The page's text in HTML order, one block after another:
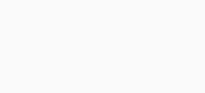
für Menschen, die eine hohe Lebensqualität in der
und Behringersdorf.